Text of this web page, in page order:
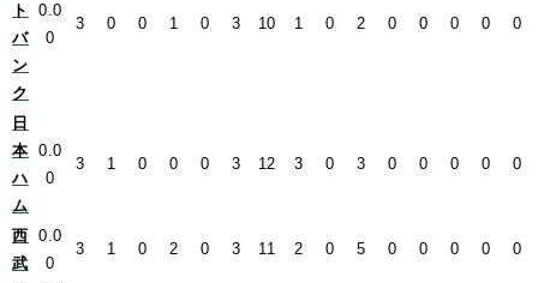
ト
バ
ン
ク
0.0
0
3 0 0 1 0 3 10 1 0 2 0 0 0 0 0
日
本
ハ
ム
0.0
0
3 1 0 0 0 3 12 3 0 3 0 0 0 0 0
西
武
0.0
0
3 1 0 2 0 3 11 2 0 5 0 0 0 0 0